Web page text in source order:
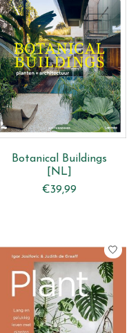
Botanical Buildings
[NL]
€39,99